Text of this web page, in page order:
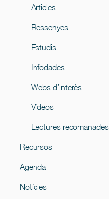
Articles
Ressenyes
Estudis
Infodades
Webs d’interès
Vídeos
Lectures recomanades
Recursos
Agenda
Notícies